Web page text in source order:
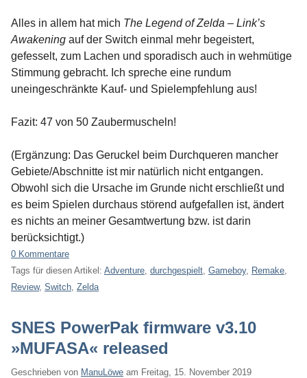
Alles in allem hat mich The Legend of Zelda – Link’s
Awakening auf der Switch einmal mehr begeistert,
gefesselt, zum Lachen und sporadisch auch in wehmütige
Stimmung gebracht. Ich spreche eine rundum
uneingeschränkte Kauf- und Spielempfehlung aus!
Fazit: 47 von 50 Zaubermuscheln!
(Ergänzung: Das Geruckel beim Durchqueren mancher
Gebiete/Abschnitte ist mir natürlich nicht entgangen.
Obwohl sich die Ursache im Grunde nicht erschließt und
es beim Spielen durchaus störend aufgefallen ist, ändert
es nichts an meiner Gesamtwertung bzw. ist darin
berücksichtigt.)
0 Kommentare
Tags für diesen Artikel: Adventure durchgespielt Gameboy, Remake
Review, Switch Zelda
SNES PowerPak firmware v3.10
»MUFASA« released
Geschrieben von ManuLöwe am Freitag, 15. November 2019